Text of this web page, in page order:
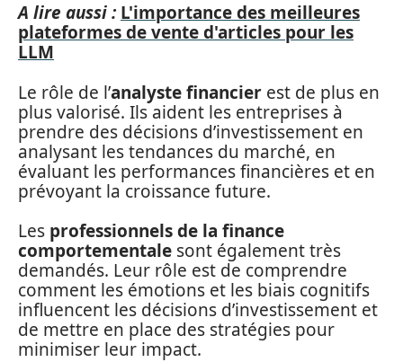
A lire aussi : L'importance des meilleures
plateformes de vente d'articles pour les
LLM
Le rôle de l’analyste financier est de plus en
plus valorisé. Ils aident les entreprises à
prendre des décisions d’investissement en
analysant les tendances du marché, en
évaluant les performances financières et en
prévoyant la croissance future.
Les professionnels de la finance
comportementale sont également très
demandés. Leur rôle est de comprendre
comment les émotions et les biais cognitifs
influencent les décisions d’investissement et
de mettre en place des stratégies pour
minimiser leur impact.